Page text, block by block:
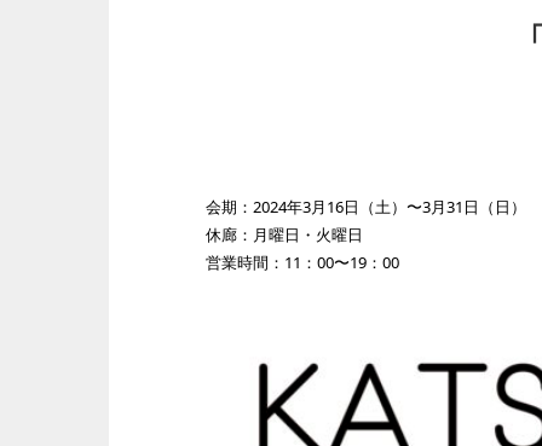
会期：2024年3月16日（土）〜3月31日（日）
休廊：月曜日・火曜日
営業時間：11：00〜19：00